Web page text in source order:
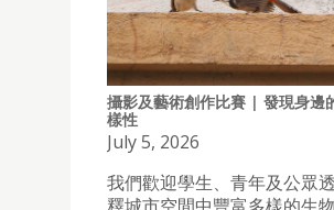
攝影及藝術創作比賽 | 發現身邊
樣性
July 5, 2026
我們歡迎學生、青年及公眾